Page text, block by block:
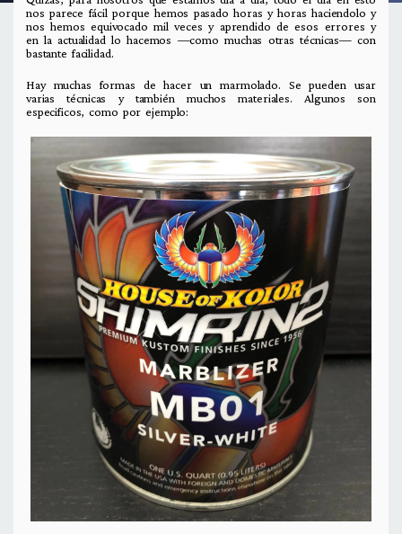
nos parece fácil porque hemos pasado horas y horas haciendolo y
nos hemos equivocado mil veces y aprendido de esos errores y
en la actualidad lo hacemos —como muchas otras técnicas— con
bastante facilidad.
Hay muchas formas de hacer un marmolado. Se pueden usar
varias técnicas y también muchos materiales. Algunos son
especificos, como por ejemplo: